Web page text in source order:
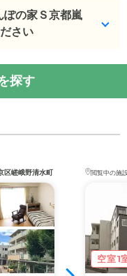
山 の口コミ
自由に生活でき
山
す。
料で施設探しをサ
）
掲載
山の入居金・月
援2、要介護1、要
ンをご確認頂けま
料で施設探しをサ
ぽの家Ｓ京都嵐
さい
山の交通アクセ
野千代ノ道町2-1
探す
区嵯峨野清水町 閲覧中の施
空室1